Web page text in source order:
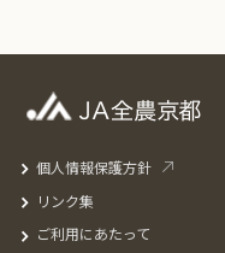
個人情報保護方針
リンク集
ご利用にあたって